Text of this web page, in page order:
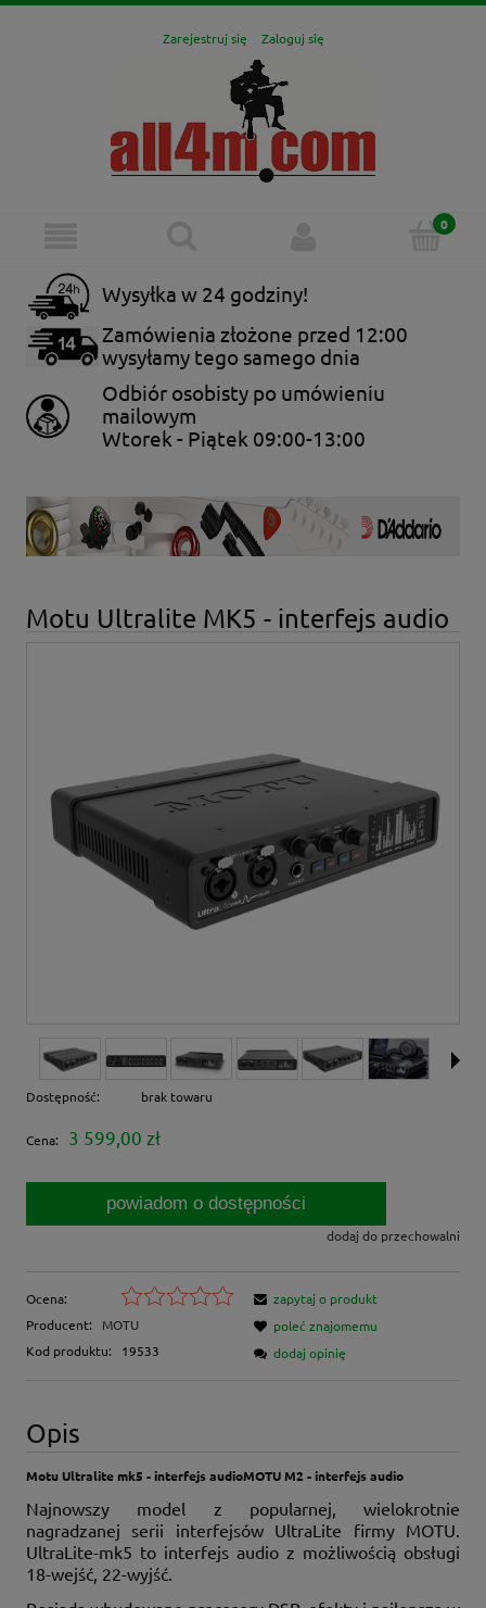
Zarejestruj się Zaloguj się
Wysyłka w 24 godziny!
Zamówienia złożone przed 12:00
wysyłamy tego samego dnia
Odbiór osobisty po umówieniu
mailowym
Wtorek - Piątek 09:00-13:00
Motu Ultralite MK5 - interfejs audio
Dostępność: brak towaru
Cena: 3 599,00 zł
powiadom o dostępności
dodaj do przechowalni
Ocena:
Producent:
MOTU
Kod produktu:
19533
zapytaj o produkt
poleć znajomemu
dodaj opinię
Opis
Motu Ultralite mk5 - interfejs audioMOTU M2 - interfejs audio
Najnowszy model z popularnej, wielokrotnie
nagradzanej serii interfejsów UltraLite firmy MOTU.
UltraLite-mk5 to interfejs audio z możliwością obsługi
18-wejść, 22-wyjść.